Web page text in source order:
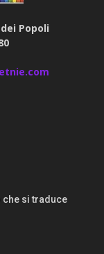
Popoli
si traduce